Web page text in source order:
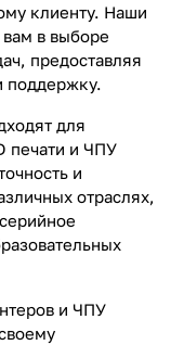
клиенту. Наши
вам в выборе
предоставляя
поддержку.
для
печати и ЧПУ
и
отраслях,
и ЧПУ